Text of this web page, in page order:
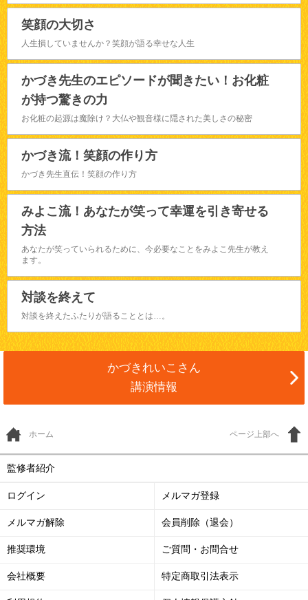
笑顔の大切さ
人生損していませんか？笑顔が語る幸せな人生
かづき先生のエピソードが聞きたい！お化粧
が持つ驚きの力
お化粧の起源は魔除け？大仏や観音様に隠された美しさの秘密
かづき流！笑顔の作り方
かづき先生直伝！笑顔の作り方
みよこ流！あなたが笑って幸運を引き寄せる
方法
あなたが笑っていられるために、今必要なことをみよこ先生が教え
ます。
対談を終えて
対談を終えたふたりが語ることとは…。
かづきれいこさん
講演情報
ホーム ページ上部へ
監修者紹介
ログイン メルマガ登録
メルマガ解除 会員削除（退会）
推奨環境 ご質問・お問合せ
会社概要 特定商取引法表示